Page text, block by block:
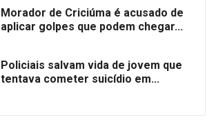
Morador de Criciúma é acusado de
aplicar golpes que podem chegar...
Policiais salvam vida de jovem que
tentava cometer suicídio em...